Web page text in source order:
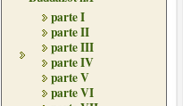
parte I
parte II
parte III
parte IV
parte V
parte VI